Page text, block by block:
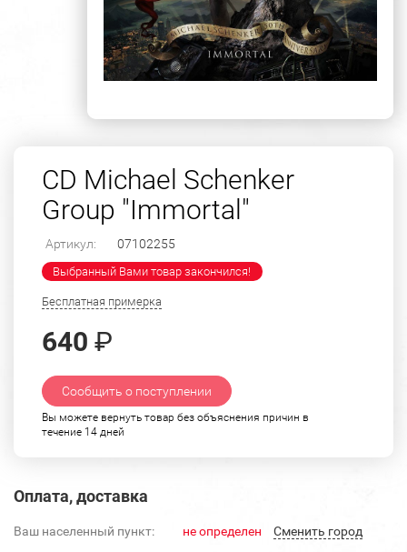
CD Michael Schenker
Group "Immortal"
Артикул: 07102255
Выбранный Вами товар закончился!
Бесплатная примерка
640 ₽
Сообщить о поступлении
Вы можете вернуть товар без объяснения причин в
течение 14 дней
Оплата, доставка
Ваш населенный пункт: не определен Cменить город